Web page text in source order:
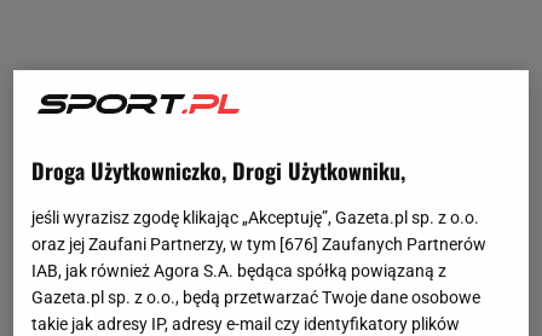
Droga Użytkowniczko, Drogi Użytkowniku,
jeśli wyrazisz zgodę klikając „Akceptuję”, Gazeta.pl sp. z o.o.
oraz jej Zaufani Partnerzy, w tym [676] Zaufanych Partnerów
IAB, jak również Agora S.A. będąca spółką powiązaną z
Gazeta.pl sp. z o.o., będą przetwarzać Twoje dane osobowe
takie jak adresy IP, adresy e-mail czy identyfikatory plików